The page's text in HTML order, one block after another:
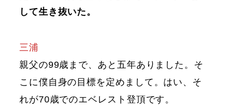
して生き抜いた。
三浦
親父の99歳まで、あと五年ありました。そ
こに僕自身の目標を定めまして。はい、そ
れが70歳でのエベレスト登頂です。